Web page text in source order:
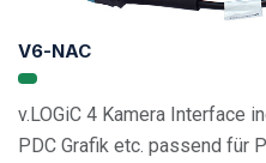
V6-NAC
v.LOGiC 4 Kamera Interface
PDC Grafik etc. passend für